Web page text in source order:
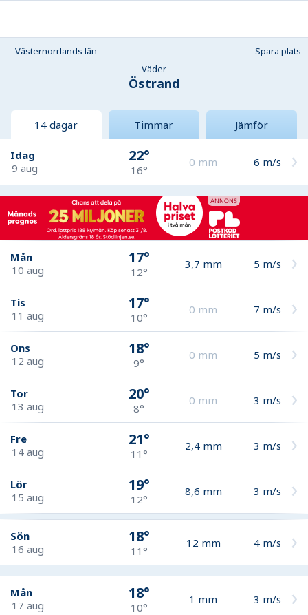
Västernorrlands län
Spara plats
Väder
Östrand
14 dagar Timmar Jämför
Idag
9 aug
22°
16°
0 mm 6 m/s
Mån
10 aug
17°
12°
3,7 mm 5 m/s
Tis
11 aug
17°
10°
0 mm 7 m/s
Ons
12 aug
18°
9°
0 mm 5 m/s
Tor
13 aug
20°
8°
0 mm 3 m/s
Fre
14 aug
21°
11°
2,4 mm 3 m/s
Lör
15 aug
19°
12°
8,6 mm 3 m/s
Sön
16 aug
18°
11°
12 mm 4 m/s
Mån
17 aug
18°
10°
1 mm 3 m/s